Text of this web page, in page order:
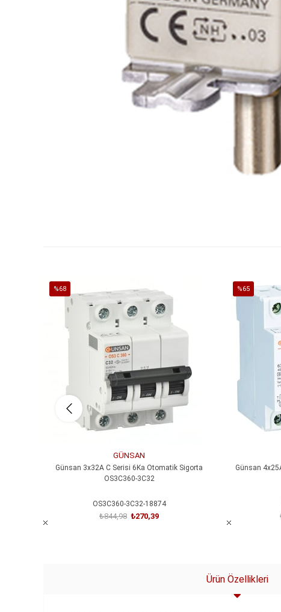
%68
İndirim
GÜNSAN
Günsan 3x32A C Serisi 6Ka Otomatik Sigorta
OS3C360-3C32
OS3C360-3C32-18874
₺270,39
₺844,98
%65
%65İndirim
Günsan
Ürün Özellikleri